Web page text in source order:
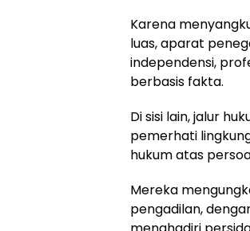
Karena
luas, aparat
independensi,
berbasis fakta.
Di sisi lain, jalur
pemerhati
hukum atas
Mereka
pengadilan,